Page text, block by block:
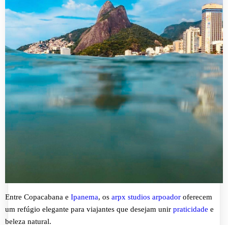
Entre Copacabana e Ipanema, os arpx studios arpoador oferecem
um refúgio elegante para viajantes que desejam unir praticidade e
beleza natural.